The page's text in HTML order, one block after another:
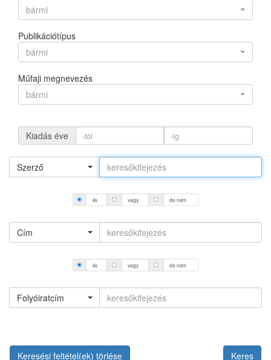
bármi
Publikációtípus
bármi
Műfaji megnevezés
bármi
Kiadás éve
Szerző
és vagy de nem
Cím
és vagy de nem
Folyóiratcím
Keresési feltétel(ek) törlése